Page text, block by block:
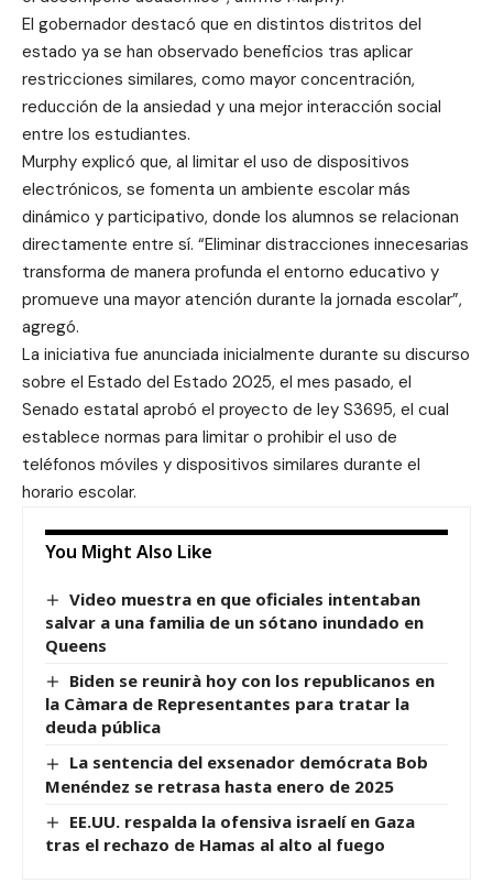
El gobernador destacó que en distintos distritos del
estado ya se han observado beneficios tras aplicar
restricciones similares, como mayor concentración,
reducción de la ansiedad y una mejor interacción social
entre los estudiantes.
Murphy explicó que, al limitar el uso de dispositivos
electrónicos, se fomenta un ambiente escolar más
dinámico y participativo, donde los alumnos se relacionan
directamente entre sí. “Eliminar distracciones innecesarias
transforma de manera profunda el entorno educativo y
promueve una mayor atención durante la jornada escolar”,
agregó.
La iniciativa fue anunciada inicialmente durante su discurso
sobre el Estado del Estado 2025, el mes pasado, el
Senado estatal aprobó el proyecto de ley S3695, el cual
establece normas para limitar o prohibir el uso de
teléfonos móviles y dispositivos similares durante el
horario escolar.
You Might Also Like
Video muestra en que oficiales intentaban
salvar a una familia de un sótano inundado en
Queens
Biden se reunirà hoy con los republicanos en
la Càmara de Representantes para tratar la
deuda pública
La sentencia del exsenador demócrata Bob
Menéndez se retrasa hasta enero de 2025
EE.UU. respalda la ofensiva israelí en Gaza
tras el rechazo de Hamas al alto al fuego